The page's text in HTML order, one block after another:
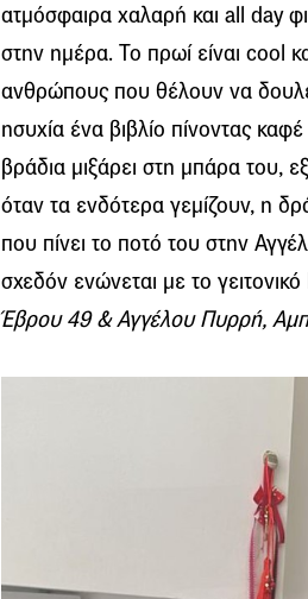
ατμόσφαιρα χαλαρή και all day
στην ημέρα. Το πρωί είναι cool
ανθρώπους που θέλουν να
ησυχία ένα βιβλίο πίνοντας
βράδια μιξάρει στη μπάρα του,
όταν τα ενδότερα γεμίζουν, η
που πίνει το ποτό του στην
σχεδόν ενώνεται με το
Έβρου 49 & Αγγέλου Πυρρή,